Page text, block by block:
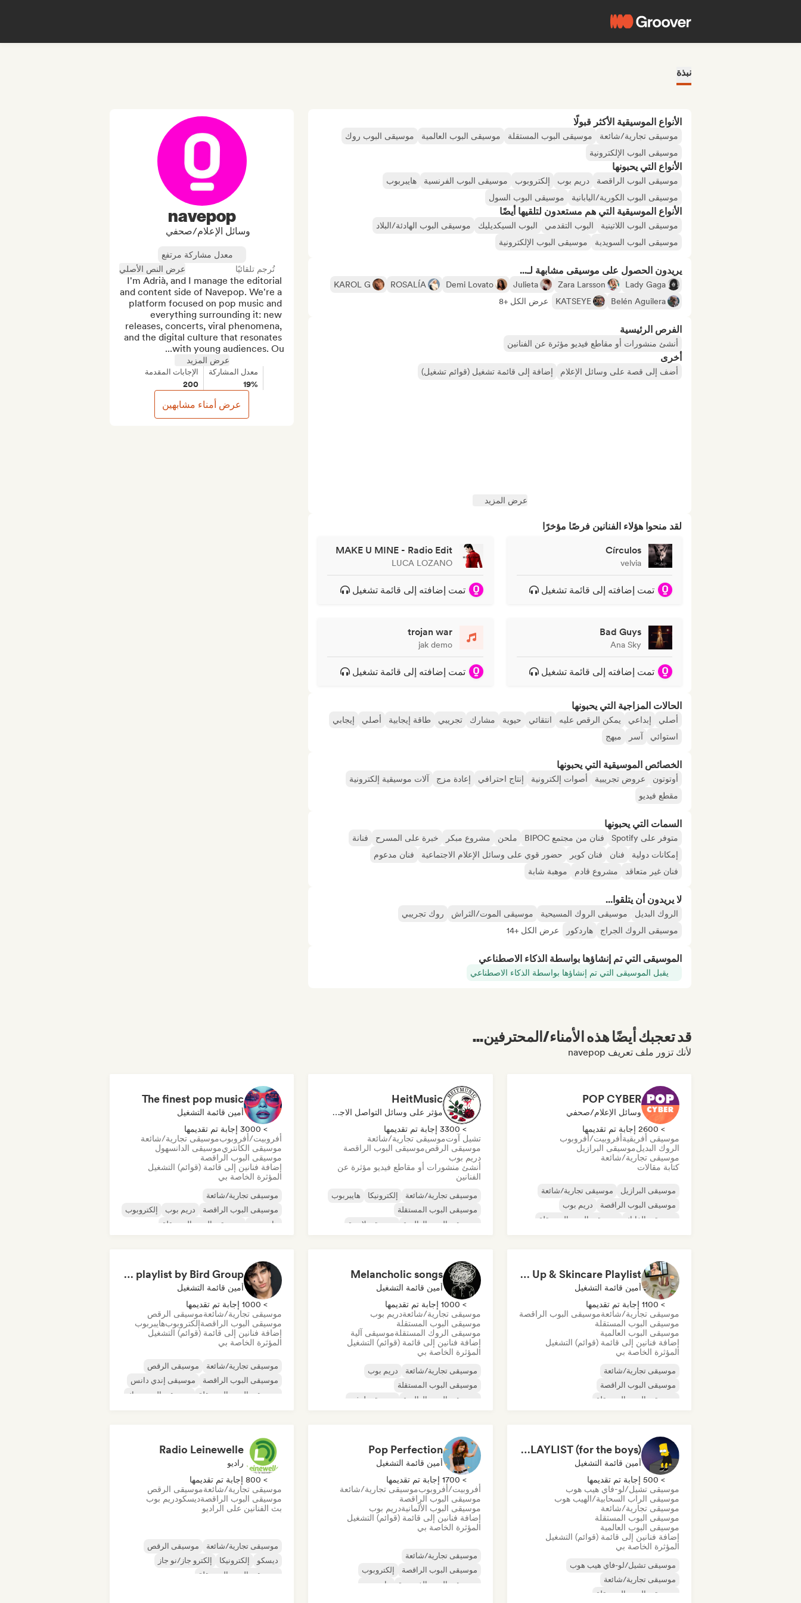
نبذة
الأنواع الموسيقية الأكثر قبولًا
موسيقى تجارية/شائعة موسيقى البوب المستقلة موسيقى البوب العالمية
موسيقى البوب روك
موسيقى البوب الإلكترونية
الأنواع التي يحبونها
موسيقى البوب الراقصة دريم بوب إلكتروبوب موسيقى البوب الفرنسية
هايبربوب
موسيقى البوب الكورية/اليابانية
موسيقى البوب السول
الأنواع الموسيقية التي هم مستعدون لتلقيها أيضًا
موسيقى البوب اللاتينية البوب التقدمي البوب السيكديليك
موسيقى البوب الهادئة/البلاد
موسيقى البوب السويدية
موسيقى البوب الإلكترونية
يريدون الحصول على موسيقى مشابهة لـ...
Lady Gaga
Zara Larsson
Julieta
Demi Lovato
ROSALÍA
KAROL G
Belén Aguilera
KATSEYE عرض الكل +8
الفرص الرئيسية
أنشئ منشورات أو مقاطع فيديو مؤثرة عن الفنانين
أخرى
أضف إلى قصة على وسائل الإعلام إضافة إلى قائمة تشغيل (قوائم تشغيل)
عرض المزيد
لقد منحوا هؤلاء الفنانين فرصًا مؤخرًا
Círculos
velvia
تمت إضافته إلى قائمة تشغيل
MAKE U MINE - Radio Edit
LUCA LOZANO
تمت إضافته إلى قائمة تشغيل
Bad Guys
Ana Sky
تمت إضافته إلى قائمة تشغيل
trojan war
jak demo
تمت إضافته إلى قائمة تشغيل
الحالات المزاجية التي يحبونها
أصلي إبداعي يمكن الرقص عليه انتقائي حيوية مشارك تجريبي طاقة إيجابية أصلي
إيجابي
استوائي
آسر مبهج
الخصائص الموسيقية التي يحبونها
أوتوتون عروض تجريبية أصوات إلكترونية إنتاج احترافي إعادة مزج
آلات موسيقية إلكترونية
مقطع فيديو
السمات التي يحبونها
متوفر على Spotify فنان من مجتمع BIPOC ملحن مشروع مبكر خبرة على المسرح
فنانة
إمكانات دولية
فنان فنان كوير حضور قوي على وسائل الإعلام الاجتماعية
فنان مدعوم
فنان غير متعاقد
مشروع قادم موهبة شابة
لا يريدون أن يتلقوا...
الروك البديل موسيقى الروك المسيحية موسيقى الموت/الثراش
روك تجريبي
موسيقى الروك الجراج
هاردكور عرض الكل +14
الموسيقى التي تم إنشاؤها بواسطة الذكاء الاصطناعي
يقبل الموسيقى التي تم إنشاؤها بواسطة الذكاء الاصطناعي
navepop
وسائل الإعلام/صحفي
معدل مشاركة مرتفع
تُرجم تلقائيًا
عرض النص الأصلي
I'm Adrià, and I manage the editorial
and content side of Navepop. We're a
platform focused on pop music and
everything surrounding it: new
releases, concerts, viral phenomena,
and the digital culture that resonates
with young audiences. Ou...
عرض المزيد
معدل المشاركة
19%
الإجابات المقدمة
200
عرض أمناء مشابهين
قد تعجبك أيضًا هذه الأمناء/المحترفين...
لأنك تزور ملف تعريف navepop
POP CYBER
وسائل الإعلام/صحفي
> 2600 إجابة تم تقديمها
موسيقى أفريقيةأفروبيت/أفروبوب
الروك البديلموسيقى البرازيل
موسيقى تجارية/شائعة
كتابة مقالات
موسيقى البرازيل
موسيقى تجارية/شائعة
موسيقى البوب الراقصة
دريم بوب
موسيقى الفانك
موسيقى البوب المستقلة
HeitMusic
مؤثر على وسائل التواصل الاجتماعي
> 3300 إجابة تم تقديمها
تشيل آوتموسيقى تجارية/شائعة
موسيقى الرقصموسيقى البوب الراقصة
دريم بوب
أنشئ منشورات أو مقاطع فيديو مؤثرة عن
الفنانين
موسيقى تجارية/شائعة إلكترونيكا
هايبربوب
موسيقى البوب المستقلة
موسيقى البوب العالمية
موسيقى لاتينية
The finest pop music
أمين قائمة التشغيل
> 3000 إجابة تم تقديمها
أفروبيت/أفروبوبموسيقى تجارية/شائعة
موسيقى الكانتريموسيقى الدانسهول
موسيقى البوب الراقصة
إضافة فنانين إلى قائمة (قوائم) التشغيل
المؤثرة الخاصة بي
موسيقى تجارية/شائعة
موسيقى البوب الراقصة
دريم بوب
إلكتروبوب
هايبربوب
موسيقى البوب المستقلة
Make Up & Skincare Playlist
أمين قائمة التشغيل
> 1100 إجابة تم تقديمها
موسيقى تجارية/شائعةموسيقى البوب الراقصة
موسيقى البوب المستقلة
موسيقى البوب العالمية
إضافة فنانين إلى قائمة (قوائم) التشغيل
المؤثرة الخاصة بي
موسيقى تجارية/شائعة
موسيقى البوب الراقصة
موسيقى البوب المستقلة
Melancholic songs
أمين قائمة التشغيل
> 1000 إجابة تم تقديمها
موسيقى تجارية/شائعةدريم بوب
موسيقى البوب المستقلة
موسيقى الروك المستقلةموسيقى آلية
إضافة فنانين إلى قائمة (قوائم) التشغيل
المؤثرة الخاصة بي
موسيقى تجارية/شائعة
دريم بوب
موسيقى البوب المستقلة
موسيقى البوب العالمية
موسيقى لوفي
bp playlist by Bird Group
أمين قائمة التشغيل
> 1000 إجابة تم تقديمها
موسيقى تجارية/شائعةموسيقى الرقص
موسيقى البوب الراقصةإلكتروبوبهايبربوب
إضافة فنانين إلى قائمة (قوائم) التشغيل
المؤثرة الخاصة بي
موسيقى تجارية/شائعة
موسيقى الرقص
موسيقى البوب الراقصة
موسيقى إندي دانس
موسيقى البوب المستقلة
موسيقى البوب روك
SAD SONGS PLAYLIST (for the boys)
أمين قائمة التشغيل
> 500 إجابة تم تقديمها
موسيقى تشيل/لو-فاي هيب هوب
موسيقى الراب السحابية/الهيب هوب
موسيقى تجارية/شائعة
موسيقى البوب المستقلة
موسيقى البوب العالمية
إضافة فنانين إلى قائمة (قوائم) التشغيل
المؤثرة الخاصة بي
موسيقى تشيل/لو-فاي هيب هوب
موسيقى تجارية/شائعة
موسيقى البوب المستقلة
Pop Perfection
أمين قائمة التشغيل
> 1700 إجابة تم تقديمها
أفروبيت/أفروبوبموسيقى تجارية/شائعة
موسيقى البوب الراقصة
موسيقى البوب الألمانيةدريم بوب
إضافة فنانين إلى قائمة (قوائم) التشغيل
المؤثرة الخاصة بي
موسيقى تجارية/شائعة
موسيقى البوب الراقصة
إلكتروبوب
موسيقى البوب الفرنسية
هايبربوب
Radio Leinewelle
راديو
> 800 إجابة تم تقديمها
موسيقى تجارية/شائعةموسيقى الرقص
موسيقى البوب الراقصةديسكودريم بوب
بث الفنانين على الراديو
موسيقى تجارية/شائعة
موسيقى الرقص
ديسكو
إلكترونيكا
إلكترو جاز/نو جاز
موسيقى البوب المستقلة